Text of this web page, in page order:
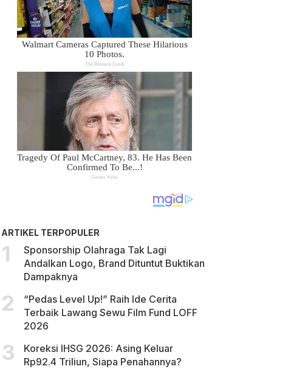
ARTIKEL TERPOPULER
Sponsorship Olahraga Tak Lagi
Andalkan Logo, Brand Dituntut Buktikan
Dampaknya
“Pedas Level Up!” Raih Ide Cerita
Terbaik Lawang Sewu Film Fund LOFF
2026
Koreksi IHSG 2026: Asing Keluar
Rp92.4 Triliun, Siapa Penahannya?